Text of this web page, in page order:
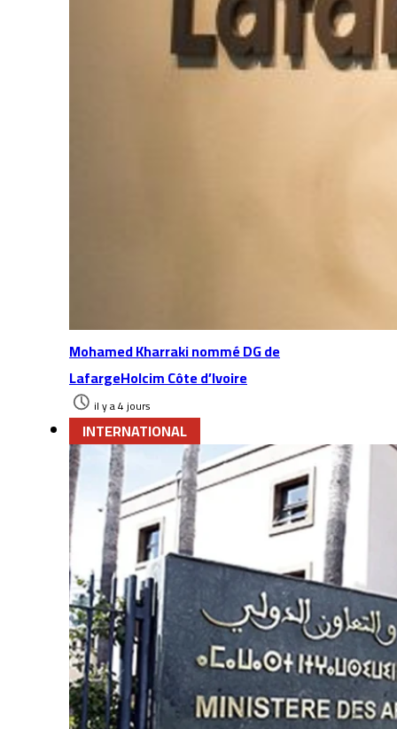
Mohamed Kharraki nommé DG de
LafargeHolcim Côte d’Ivoire
il y a 4 jours
INTERNATIONAL